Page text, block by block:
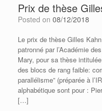
Prix de thèse
Posted on 08/12/2018
Le prix de thèse Gilles
patronné par l’Académie
Mary, pour sa thèse
des blocs de rang faible:
parallélisme” (préparée à
alphabétique sont pour :
[…]